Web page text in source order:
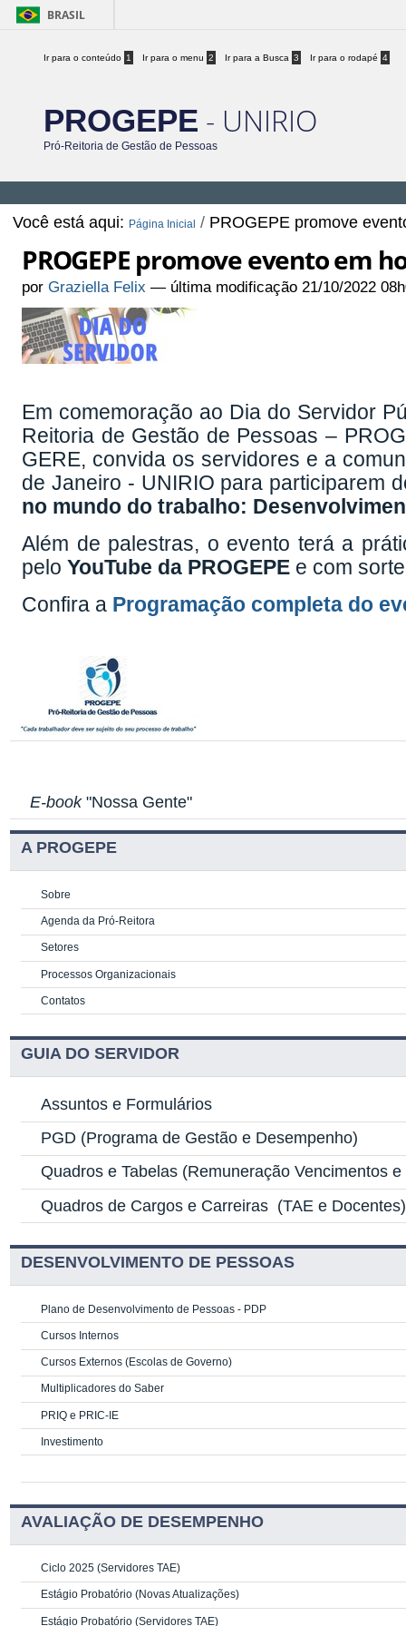
BRASIL
Ir para o conteúdo 1 Ir para o menu 2 Ir para a Busca 3 Ir para o rodapé 4
PROGEPE - UNIRIO
Pró-Reitoria de Gestão de Pessoas
Você está aqui: Página Inicial / PROGEPE promove
PROGEPE promove evento em
porGraziella Felix — última modificação 21/10/2022
Em comemoração ao Dia do Servidor
Reitoria de Gestão de Pessoas –
GERE, convida os servidores e a
de Janeiro - UNIRIO para participarem
no mundo do trabalho:
Além de palestras, o evento terá a
peloYouTube da PROGEPE e com
Confira a Programação completa do
E-book"Nossa Gente"
A PROGEPE
Sobre
Agenda da Pró-Reitora
Setores
Processos Organizacionais
Contatos
GUIA DO SERVIDOR
Assuntos e Formulários
PGD (Programa de Gestão e Desempenho)
Quadros e Tabelas (Remuneração Vencimentos
Quadros de Cargos e Carreiras (TAE e Docentes)
DESENVOLVIMENTO DE PESSOAS
Plano de Desenvolvimento de Pessoas - PDP
Cursos Internos
Cursos Externos (Escolas de Governo)
Multiplicadores do Saber
PRIQ e PRIC-IE
Investimento
AVALIAÇÃO DE DESEMPENHO
Ciclo 2025 (Servidores TAE)
Estágio Probatório (Novas Atualizações)
Estágio Probatório (Servidores TAE)